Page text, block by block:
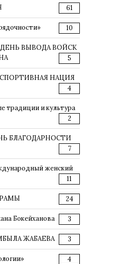
61
10
ДЕНЬ ВЫВОДА ВОЙСК
5
СПОРТИВНАЯ НАЦИЯ
4
традиции и культура
2
БЛАГОДАРНОСТИ
7
женский
11
24
Бокейханова 3
ЖАБАЕВА 3
4